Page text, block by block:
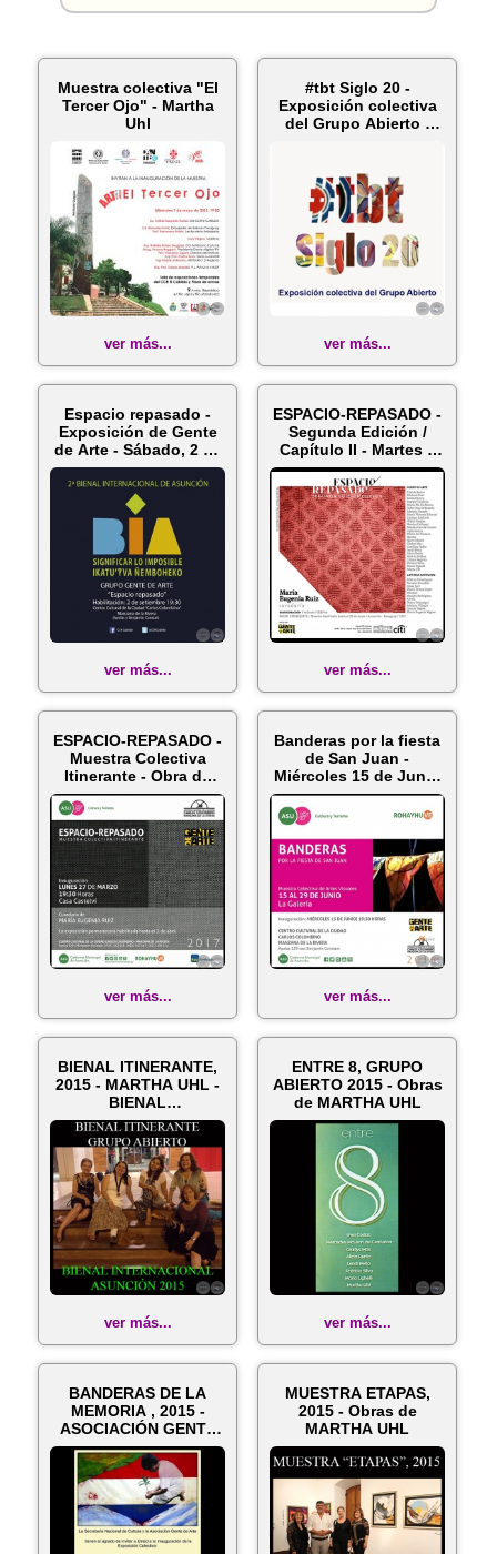
Muestra colectiva "El
Tercer Ojo" - Martha
Uhl
ver más...
#tbt Siglo 20 -
Exposición colectiva
del Grupo Abierto -
ver más...
Espacio repasado -
Exposición de Gente
de Arte - Sábado, 2 de
Sep...
ver más...
ESPACIO-REPASADO -
Segunda Edición /
Capítulo II - Martes 6
de Ju...
ver más...
ESPACIO-REPASADO -
Muestra Colectiva
Itinerante - Obra de
Martha ...
ver más...
Banderas por la fiesta
de San Juan -
Miércoles 15 de Junio
de 201...
ver más...
BIENAL ITINERANTE,
2015 - MARTHA UHL -
BIENAL
INTERNACIONAL DE
AR...
ver más...
ENTRE 8, GRUPO
ABIERTO 2015 - Obras
de MARTHA UHL
ver más...
BANDERAS DE LA
MEMORIA , 2015 -
ASOCIACIÓN GENTE
DE ARTE - Obra d...
MUESTRA ETAPAS,
2015 - Obras de
MARTHA UHL